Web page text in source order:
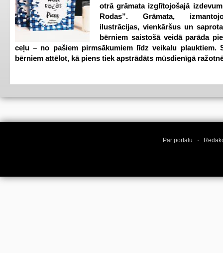
otrā grāmata izglītojošajā
Rodas”. Grāmata,
ilustrācijas, vienkāršus un
bērniem saistošā veidā parāda
ceļu – no pašiem pirmsākumiem līdz veikalu plauktiem.
bērniem attēlot, kā piens tiek apstrādāts mūsdienīgā
Par portālu ·